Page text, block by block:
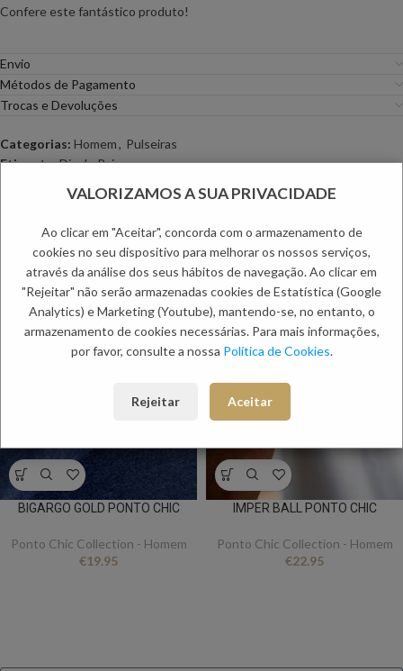
Confere este fantástico produto!
Envio
Métodos de Pagamento
Trocas e Devoluções
Categorias: Homem, Pulseiras
Etiqueta:Dia do Pai
PRODUTOS RELACIONADOS:
BIGARGO GOLD PONTO CHIC
Ponto Chic Collection - Homem
€19.95
IMPER BALL PONTO CHIC
Ponto Chic Collection - Homem
€22.95
VALORIZAMOS A SUA PRIVACIDADE
Ao clicar em "Aceitar", concorda com o armazenamento de
cookies no seu dispositivo para melhorar os nossos serviços,
através da análise dos seus hábitos de navegação. Ao clicar em
"Rejeitar" não serão armazenadas cookies de Estatística (Google
Analytics) e Marketing (Youtube), mantendo-se, no entanto, o
armazenamento de cookies necessárias. Para mais informações,
por favor, consulte a nossa Política de Cookies.
Rejeitar Aceitar